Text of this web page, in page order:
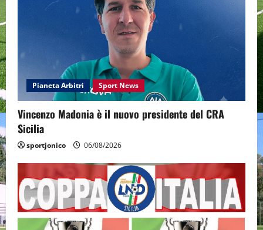
Pianeta Arbitri Sport News
Vincenzo Madonia è il nuovo presidente del CRA
Sicilia
sportjonico 06/08/2026